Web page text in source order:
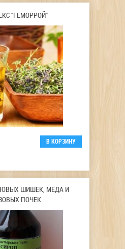
"ГЕМОРРОЙ"
ШИШЕК, МЕДА И
ПОЧЕК